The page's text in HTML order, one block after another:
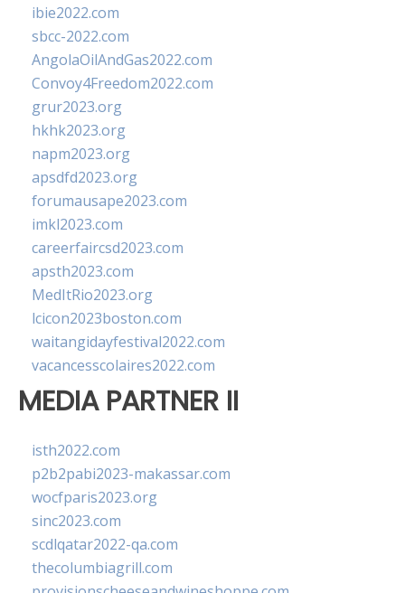
ibie2022.com
sbcc-2022.com
AngolaOilAndGas2022.com
Convoy4Freedom2022.com
grur2023.org
hkhk2023.org
napm2023.org
apsdfd2023.org
forumausape2023.com
imkl2023.com
careerfaircsd2023.com
apsth2023.com
MedItRio2023.org
lcicon2023boston.com
waitangidayfestival2022.com
vacancesscolaires2022.com
MEDIA PARTNER II
isth2022.com
p2b2pabi2023-makassar.com
wocfparis2023.org
sinc2023.com
scdlqatar2022-qa.com
thecolumbiagrill.com